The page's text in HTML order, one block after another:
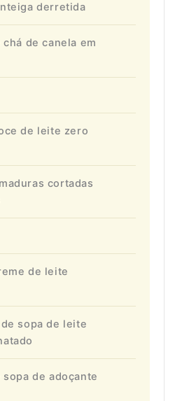
derretida
de canela em
de leite zero
cortadas
de leite
sopa de leite
de adoçante